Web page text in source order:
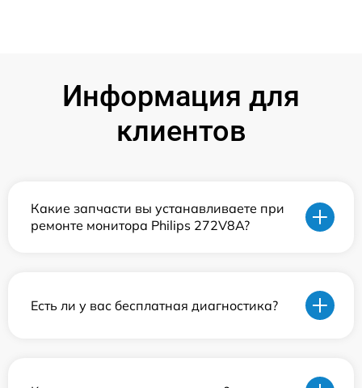
Информация для
клиентов
Какие запчасти вы устанавливаете при
ремонте монитора Philips 272V8A?
Есть ли у вас бесплатная диагностика?